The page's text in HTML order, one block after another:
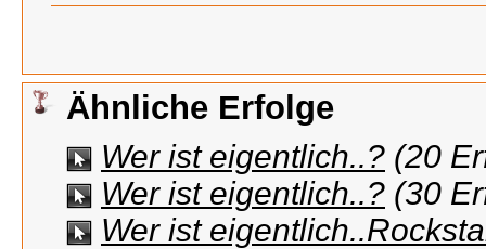
Ähnliche Erfolge
Wer ist eigentlich..? (20
Wer ist eigentlich..? (30
Wer ist